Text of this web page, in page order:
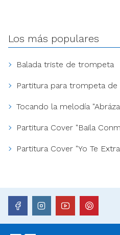
Los más populares
Balada triste de trompeta
Partitura para trompeta
Tocando la melodía
Partitura Cover "Baila
Partitura Cover "Yo Te